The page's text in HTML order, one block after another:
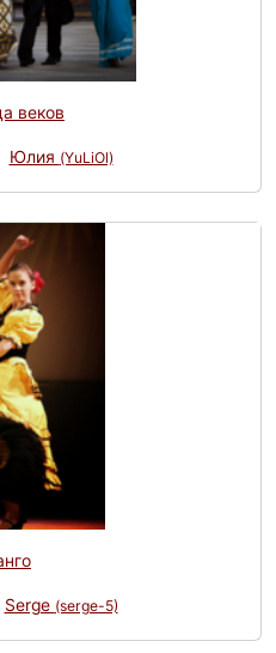
веков
Юлия (YuLiOl)
Serge (serge-5)